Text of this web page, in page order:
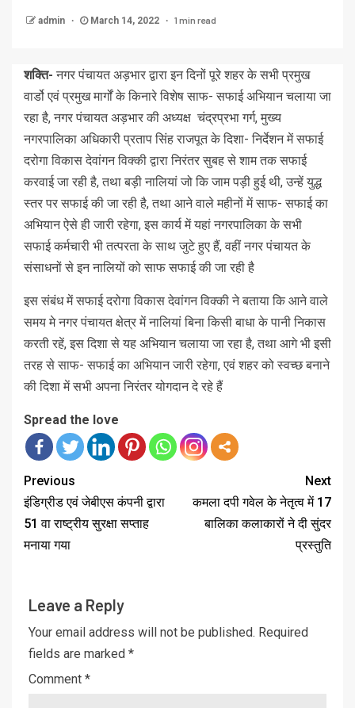
admin March 14, 2022 1 min read
शक्ति- नगर पंचायत अड़भार द्वारा इन दिनों पूरे शहर के सभी प्रमुख
वार्डो एवं प्रमुख मार्गों के किनारे विशेष साफ- सफाई अभियान चलाया जा
रहा है, नगर पंचायत अड़भार की अध्यक्ष चंद्रप्रभा गर्ग, मुख्य
नगरपालिका अधिकारी प्रताप सिंह राजपूत के दिशा- निर्देशन में सफाई
दरोगा विकास देवांगन विक्की द्वारा निरंतर सुबह से शाम तक सफाई
करवाई जा रही है, तथा बड़ी नालियां जो कि जाम पड़ी हुई थी, उन्हें युद्ध
स्तर पर सफाई की जा रही है, तथा आने वाले महीनों में साफ- सफाई का
अभियान ऐसे ही जारी रहेगा, इस कार्य में यहां नगरपालिका के सभी
सफाई कर्मचारी भी तत्परता के साथ जुटे हुए हैं, वहीं नगर पंचायत के
संसाधनों से इन नालियों को साफ सफाई की जा रही है
इस संबंध में सफाई दरोगा विकास देवांगन विक्की ने बताया कि आने वाले
समय मे नगर पंचायत क्षेत्र में नालियां बिना किसी बाधा के पानी निकास
करती रहें, इस दिशा से यह अभियान चलाया जा रहा है, तथा आगे भी इसी
तरह से साफ- सफाई का अभियान जारी रहेगा, एवं शहर को स्वच्छ बनाने
की दिशा में सभी अपना निरंतर योगदान दे रहे हैं
Spread the love
Previous
इंडिग्रीड एवं जेबीएस कंपनी द्वारा
51 वा राष्ट्रीय सुरक्षा सप्ताह
मनाया गया
Next
कमला दपी गवेल के नेतृत्व में 17
बालिका कलाकारों ने दी सुंदर
प्रस्तुति
Leave a Reply
Your email address will not be published. Required
fields are marked *
Comment *